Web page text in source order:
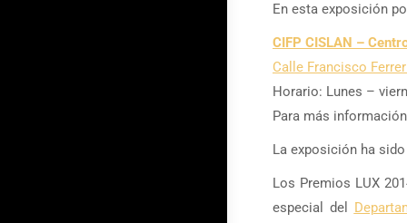
En esta exposición
CIFP CISLAN –
Calle Francisco
Horario: Lunes –
Para más
La exposición ha
Los Premios LUX
especial del